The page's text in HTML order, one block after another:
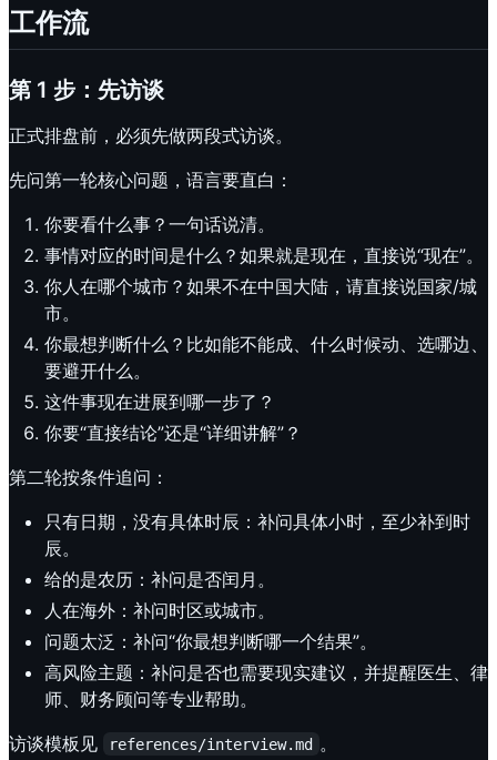
工作流
第 1 步：先访谈
正式排盘前，必须先做两段式访谈。
先问第一轮核心问题，语言要直白：
你要看什么事？一句话说清。
事情对应的时间是什么？如果就是现在，直接说“现在”。
你人在哪个城市？如果不在中国大陆，请直接说国家/城
市。
你最想判断什么？比如能不能成、什么时候动、选哪边、
要避开什么。
这件事现在进展到哪一步了？
你要“直接结论”还是“详细讲解”？
第二轮按条件追问：
只有日期，没有具体时辰：补问具体小时，至少补到时
辰。
给的是农历：补问是否闰月。
人在海外：补问时区或城市。
问题太泛：补问“你最想判断哪一个结果”。
高风险主题：补问是否也需要现实建议，并提醒医生、律
师、财务顾问等专业帮助。
访谈模板见
references/interview.md 。